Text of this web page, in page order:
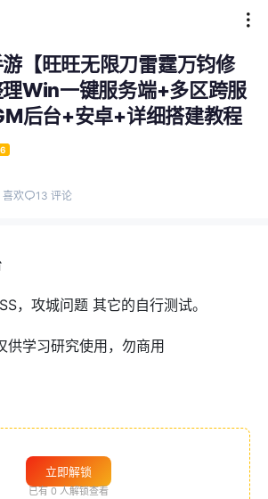
【旺旺无限刀雷霆万钧修
Win一键服务端+多区跨服
后台+安卓+详细搭建教程
喜欢 13 评论
，攻城问题 其它的自行测试。
供学习研究使用，勿商用
立即解锁
已有 0 人解锁查看